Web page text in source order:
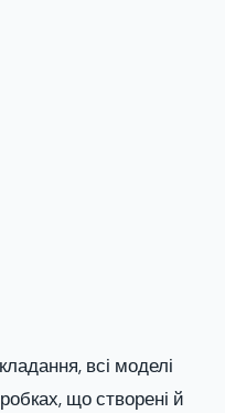
всі моделі
що створені й